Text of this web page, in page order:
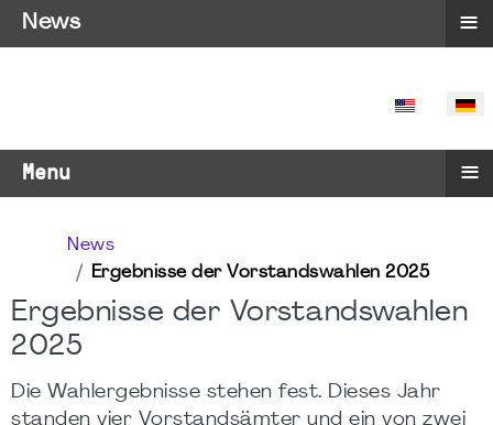
SPRACHE
Menu ≡
News
Ergebnisse der Vorstandswahlen 2025
Ergebnisse der Vorstandswahlen
2025
Die Wahlergebnisse stehen fest. Dieses Jahr
standen vier Vorstandsämter und ein von zwei
News ≡